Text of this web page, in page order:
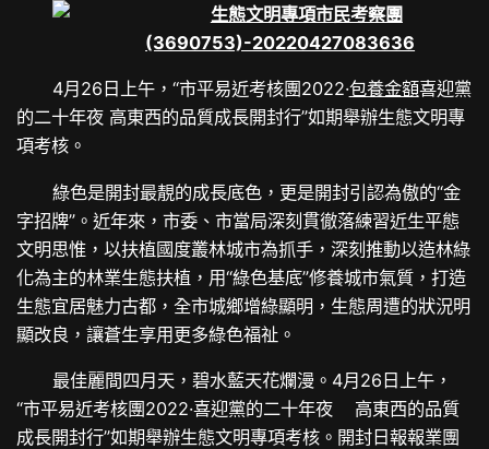
4月26日上午，“市平易近考核團2022·包養金額喜迎黨
的二十年夜 高東西的品質成長開封行”如期舉辦生態文明專
項考核。
綠色是開封最靚的成長底色，更是開封引認為傲的“金
字招牌”。近年來，市委、市當局深刻貫徹落練習近生平態
文明思惟，以扶植國度叢林城市為抓手，深刻推動以造林綠
化為主的林業生態扶植，用“綠色基底”修養城市氣質，打造
生態宜居魅力古都，全市城鄉增綠顯明，生態周遭的狀況明
顯改良，讓蒼生享用更多綠色福祉。
最佳麗間四月天，碧水藍天花爛漫。4月26日上午，
“市平易近考核團2022·喜迎黨的二十年夜 高東西的品質
成長開封行”如期舉辦生態文明專項考核。開封日報報業團